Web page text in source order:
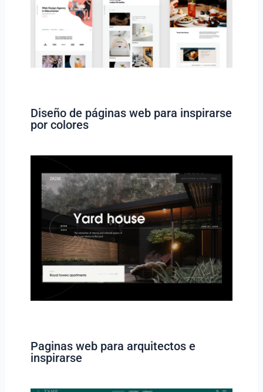
Diseño de páginas web para inspirarse
por colores
Paginas web para arquitectos e
inspirarse